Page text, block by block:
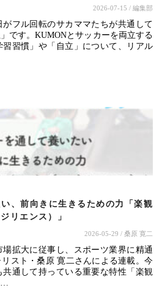
2026-07-15 / 編集部
フル回転のサカママたちが共通して
です。KUMONとサッカーを両立する
習慣」や「自立」について、リアル
、前向きに生きるための力「楽観
リエンス）」
2026-05-29 / 桑原 寛二
拡大に従事し、スポーツ業界に精通
スト・桑原 寛二さんによる連載。今
通して持っている重要な特性「楽観